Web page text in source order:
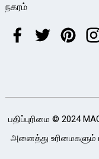
நகரம்
பதிப்புரிமை © 2024
அனைத்து